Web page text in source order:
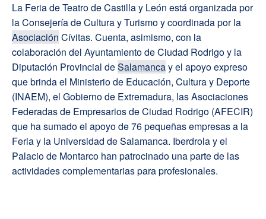
La Feria de Teatro de Castilla y León está organizada por
la Consejería de Cultura y Turismo y coordinada por la
Asociación Cívitas. Cuenta, asimismo, con la
colaboración del Ayuntamiento de Ciudad Rodrigo y la
Diputación Provincial deSalamancay el apoyo expreso
que brinda el Ministerio de Educación, Cultura y Deporte
(INAEM), el Gobierno de Extremadura, las Asociaciones
Federadas de Empresarios de Ciudad Rodrigo (AFECIR)
que ha sumado el apoyo de 76 pequeñas empresas a la
Feria y la Universidad de Salamanca. Iberdrola y el
Palacio de Montarco han patrocinado una parte de las
actividades complementarias para profesionales.